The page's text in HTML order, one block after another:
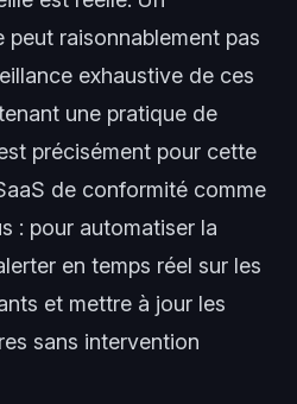
peut raisonnablement pas
exhaustive de ces
une pratique de
précisément pour cette
de conformité comme
: pour automatiser la
en temps réel sur les
et mettre à jour les
sans intervention